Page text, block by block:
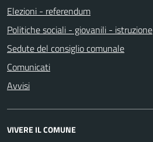
Elezioni - referendum
Politiche sociali - giovanili - istruzione
Sedute del consiglio comunale
Comunicati
Avvisi
VIVERE IL COMUNE